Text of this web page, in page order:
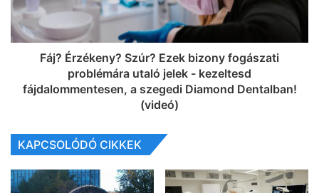
Fáj? Érzékeny? Szúr? Ezek bizony fogászati
problémára utaló jelek - kezeltesd
fájdalommentesen, a szegedi Diamond Dentalban!
(videó)
KAPCSOLÓDÓ CIKKEK